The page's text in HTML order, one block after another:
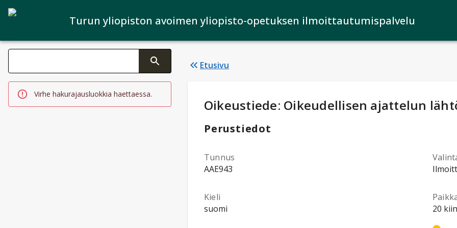
Turun yliopiston avoimen yliopisto-opetuksen ilmoittautumispalvelu
Haku kategoriat
Tekstin muutos aktivoi hakutoiminnon
Virhe hakurajausluokkia haettaessa.
Etusivu
Opintotiedot :
Oikeustiede: Oikeudellisen ajattelun
Perustiedot
Tunnus
AAE943
Kieli
suomi
20